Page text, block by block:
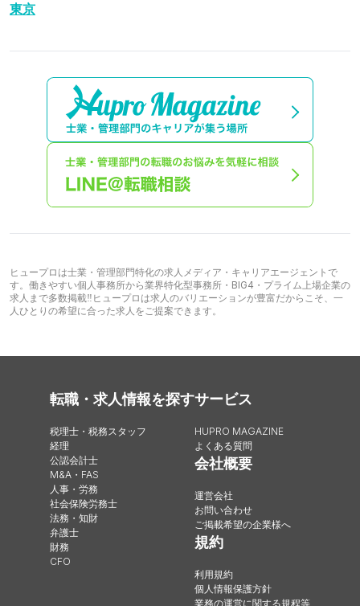
東京
ヒュープロは士業・管理部門特化の求人メディア・キャリアエージェントで
す。働きやすい個人事務所から業界特化型事務所・BIG4・プライム上場企業の
求人まで多数掲載‼︎ヒュープロは求人のバリエーションが豊富だからこそ、一
人ひとりの希望に合った求人をご提案できます。
転職・求人情報を探す
税理士・税務スタッフ
経理
公認会計士
M&A・FAS
人事・労務
社会保険労務士
法務・知財
弁護士
財務
CFO
サービス
HUPRO MAGAZINE
よくある質問
会社概要
運営会社
お問い合わせ
ご掲載希望の企業様へ
規約
利用規約
個人情報保護方針
業務の運営に関する規程等